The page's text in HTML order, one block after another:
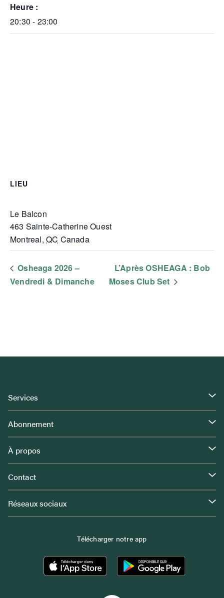
Heure :
20:30 - 23:00
LIEU
Le Balcon
463 Sainte-Catherine Ouest
Montreal, QC Canada
Osheaga 2026 –
Vendredi & Dimanche
L’Après OSHEAGA : Bob
Moses Club Set
Services
Abonnement
À propos
Contact
Réseaux sociaux
Télécharger notre app